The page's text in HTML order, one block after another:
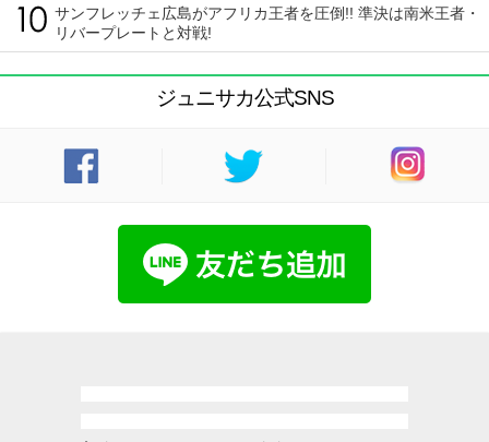
サンフレッチェ広島がアフリカ王者を圧倒!! 準決は南米王者・
リバープレートと対戦!
ジュニサカ公式SNS